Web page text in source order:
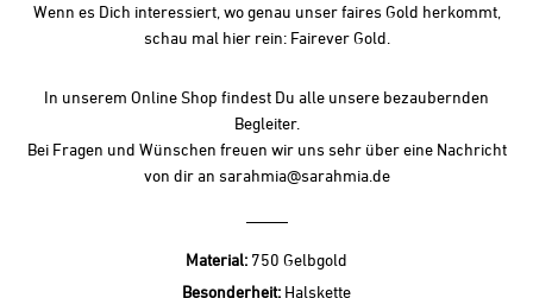
Wenn es Dich interessiert, wo genau unser faires Gold herkommt,
schau mal hier rein: Fairever Gold
In unserem Online Shop findest Du alle unsere bezaubernden
Begleiter.
Bei Fragen und Wünschen freuen wir uns sehr über eine Nachricht
von dir an sarahmia@sarahmia.de
Material: 750 Gelbgold
Besonderheit: Halskette